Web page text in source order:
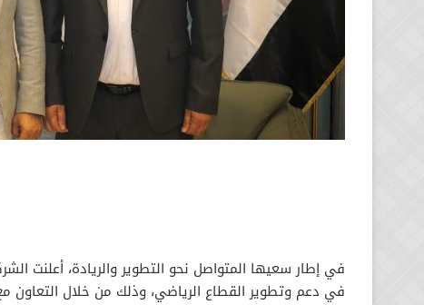
في إطار سعيها المتواصل نحو التطوير والريادة، أعلنت
في دعم وتطوير القطاع الرياضي، وذلك من خلال التعاون